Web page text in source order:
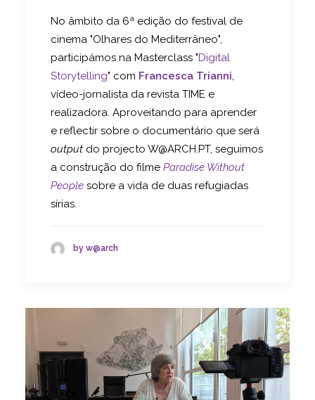
No âmbito da 6ª edição do festival de
cinema "Olhares do Mediterrâneo",
participámos na Masterclass "Digital
Storytelling" com Francesca Trianni,
vídeo-jornalista da revista TIME e
realizadora. Aproveitando para aprender
e reflectir sobre o documentário que será
output do projecto W@ARCH.PT, seguimos
a construção do filme Paradise Without
People sobre a vida de duas refugiadas
sírias.
by w@arch